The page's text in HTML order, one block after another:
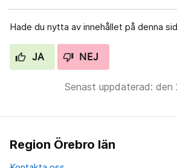
Hade du nytta av innehållet på denna
JA NEJ
Senast uppdaterad: den
Region Örebro län